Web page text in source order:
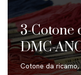
3-Cotone
DMC-
Cotone da ricamo,